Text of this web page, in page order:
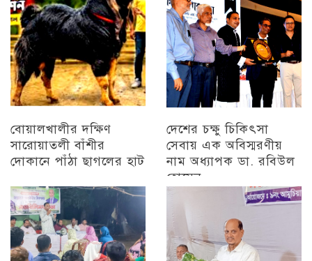
চট্টগ্রাম
বোয়ালখালীর দক্ষিণ
সারোয়াতলী বাঁশীর
দোকানে পাঁঠা ছাগলের হাট
চট্টগ্রাম
দেশের চক্ষু চিকিৎসা
সেবায় এক অবিস্মরণীয়
নাম অধ্যাপক ডা. রবিউল
হোসেন